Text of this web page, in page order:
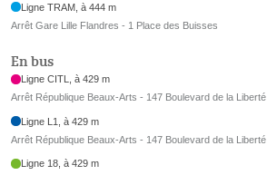
Ligne TRAM, à 444 m
Arrêt Gare Lille Flandres - 1 Place des Buisses
En bus
Ligne CITL, à 429 m
Arrêt République Beaux-Arts - 147 Boulevard de la Liberté
Ligne L1, à 429 m
Arrêt République Beaux-Arts - 147 Boulevard de la Liberté
Ligne 18, à 429 m